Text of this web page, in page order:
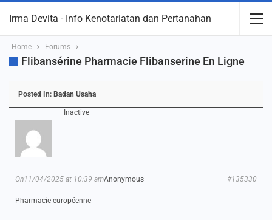
Irma Devita - Info Kenotariatan dan Pertanahan
Home Forums
Flibansérine Pharmacie Flibanserine En Ligne
Posted In: Badan Usaha
Inactive
Anonymous
On11/04/2025 at 10:39 am #135330
Pharmacie européenne